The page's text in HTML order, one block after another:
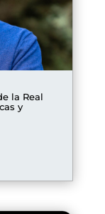
la Real
y